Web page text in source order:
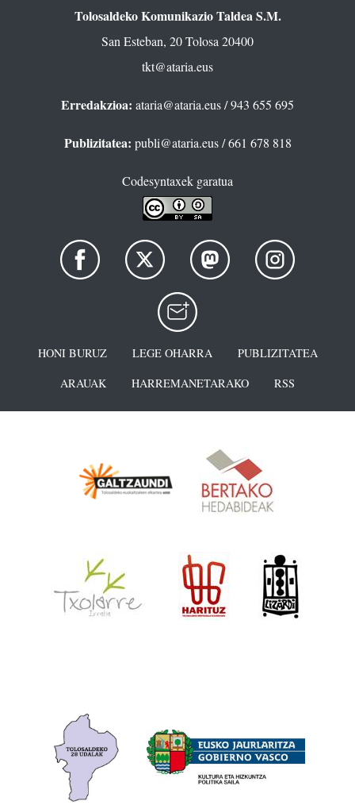
Tolosaldeko Komunikazio Taldea S.M.
San Esteban, 20 Tolosa 20400
tkt@ataria.eus
Erredakzioa: ataria@ataria.eus/ 943 655 695
Publizitatea: publi@ataria.eus/ 661 678 818
Codesyntaxek garatua
HONI BURUZ LEGE OHARRA
PUBLIZITATEA
ARAUAK
HARREMANETARAKO RSS